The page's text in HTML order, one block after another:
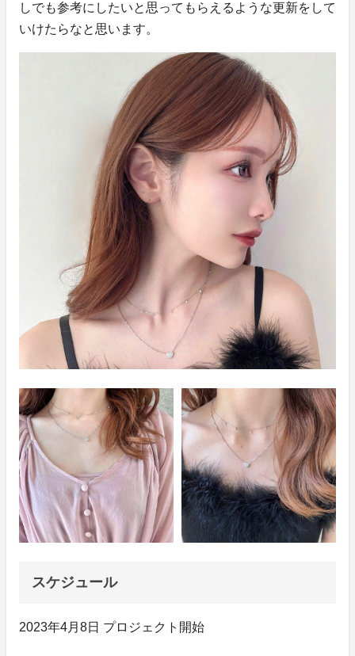
しでも参考にしたいと思ってもらえるような更新をして
いけたらなと思います。
スケジュール
2023年4月8日 プロジェクト開始